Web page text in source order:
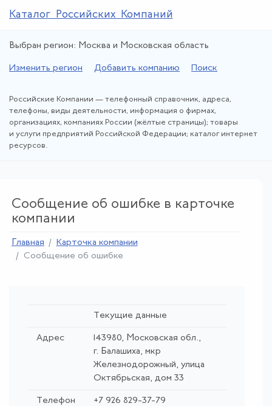
Каталог Российских Компаний
Выбран регион: Москва и Московская область
Изменить регион Добавить компанию Поиск
Российские Компании — телефонный справочник, адреса,
телефоны, виды деятельности, информация о фирмах,
организациях, компаниях России (жёлтые страницы); товары
и услуги предприятий Российской Федерации; каталог интернет
ресурсов.
Сообщение об ошибке в карточке
компании
Главная
Карточка компании
Сообщение об ошибке
Текущие данные
Адрес
143980, Московская обл.,
г. Балашиха, мкр
Железнодорожный, улица
Октябрьская, дом 33
Телефон +7 926 829-37-79